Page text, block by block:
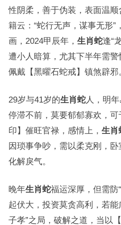
性阴柔，善于伪装，表面温
籍云：“蛇行无声，谋事无形”
画，2024甲辰年， 生肖蛇逢“
遭小人暗算，尤其下半年需
佩戴【黑曜石蛇戒】镇煞辟邪
29岁与41岁的生肖蛇人，明
停滞不前，莫要郁郁寡欢，
印】催旺官禄，感情上， 生肖
因琐事争吵，需以柔克刚，
化解戾气。
晚年生肖蛇福运深厚，但需防
起伏大，投资莫贪高利，若
子孝”之局，破解之道，当以